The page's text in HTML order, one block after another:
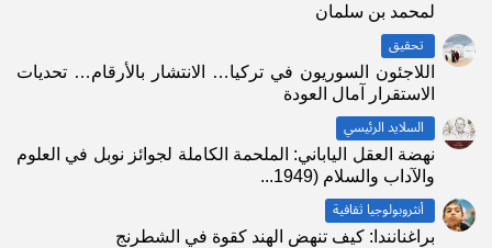
لمحمد بن سلمان
تحقيق
اللاجئون السوريون في تركيا… الانتشار بالأرقام… تحديات
الاستقرار آمال العودة
السلايد الرئيسي
نهضة العقل الياباني: الملحمة الكاملة لجوائز نوبل في العلوم
والآداب والسلام (1949...
أنثروبولوجيا ثقافية
براغنانندا: كيف تنهض الهند كقوة في الشطرنج